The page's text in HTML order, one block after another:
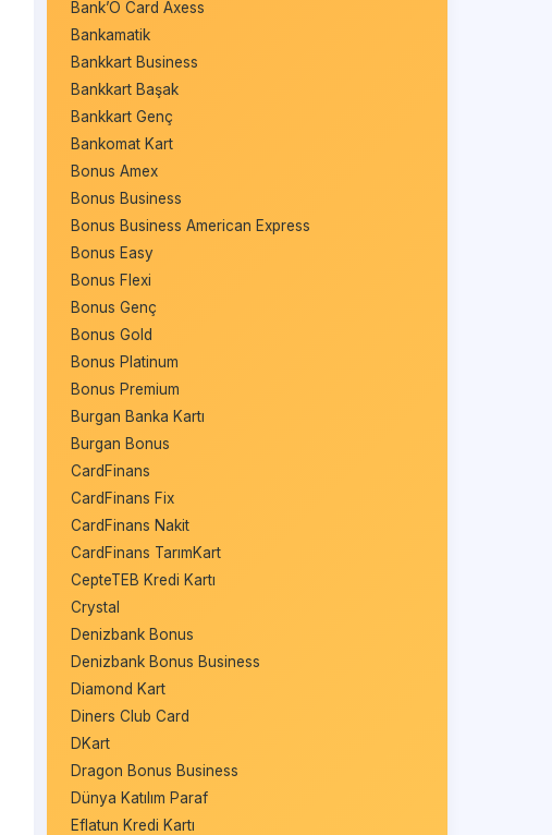
Bank’O Card Axess
Bankamatik
Bankkart Business
Bankkart Başak
Bankkart Genç
Bankomat Kart
Bonus Amex
Bonus Business
Bonus Business American Express
Bonus Easy
Bonus Flexi
Bonus Genç
Bonus Gold
Bonus Platinum
Bonus Premium
Burgan Banka Kartı
Burgan Bonus
CardFinans
CardFinans Fix
CardFinans Nakit
CardFinans TarımKart
CepteTEB Kredi Kartı
Crystal
Denizbank Bonus
Denizbank Bonus Business
Diamond Kart
Diners Club Card
DKart
Dragon Bonus Business
Dünya Katılım Paraf
Eflatun Kredi Kartı